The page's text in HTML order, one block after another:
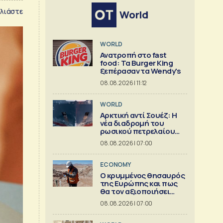
World
WORLD
Ανατροπή στο fast
food: Τα Burger King
ξεπέρασαν τα Wendy's
08.08.2026 | 11:12
WORLD
Αρκτική αντί Σουέζ: Η
νέα διαδρομή του
ρωσικού πετρελαίου
[Γράφημα]
08.08.2026 | 07:00
ECONOMY
Ο κρυμμένος θησαυρός
της Ευρώπης και πως
θα τον αξιοποιήσει
[γράφημα]
08.08.2026 | 07:00